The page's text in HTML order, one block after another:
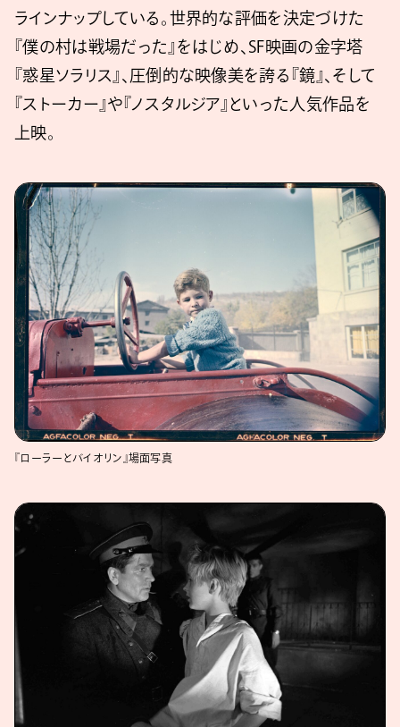
ラインナップしている。世界的な評価を決定づけた
『僕の村は戦場だった』をはじめ、SF映画の金字塔
『惑星ソラリス』、圧倒的な映像美を誇る『鏡』、そして
『ストーカー』や『ノスタルジア』といった人気作品を
上映。
『ローラーとバイオリン』場面写真